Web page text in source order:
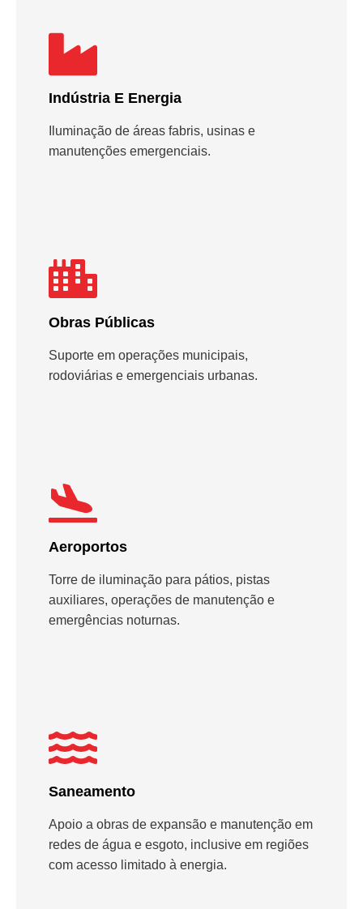
Indústria E Energia
Iluminação de áreas fabris, usinas e
manutenções emergenciais.
Obras Públicas
Suporte em operações municipais,
rodoviárias e emergenciais urbanas.
Aeroportos
Torre de iluminação para pátios, pistas
auxiliares, operações de manutenção e
emergências noturnas.
Saneamento
Apoio a obras de expansão e manutenção em
redes de água e esgoto, inclusive em regiões
com acesso limitado à energia.